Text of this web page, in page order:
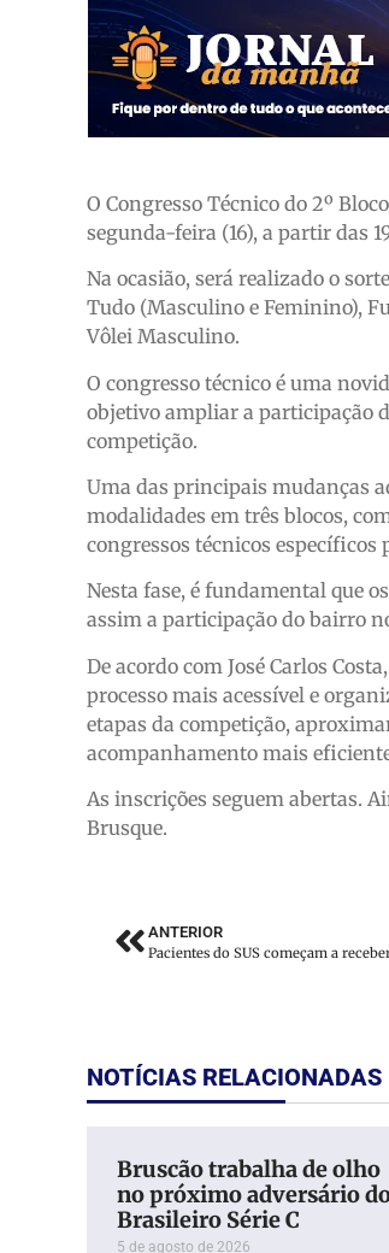
O Congresso Técnico do 2º
segunda-feira (16), a partir das
Na ocasião, será realizado o
Tudo (Masculino e Feminino),
Vôlei Masculino.
O congresso técnico é uma
objetivo ampliar a participação
competição.
Uma das principais mudanças
modalidades em três blocos,
congressos técnicos específicos
Nesta fase, é fundamental que
assim a participação do bairro
De acordo com José Carlos
processo mais acessível e
etapas da competição,
acompanhamento mais
As inscrições seguem abertas.
Brusque.
ANTERIOR
NOTÍCIAS RELACIONADAS
Bruscão trabalha de olho
no próximo adversário
Brasileiro Série C
5 de agosto de 2026